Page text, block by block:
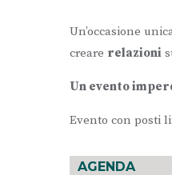
Un’occasione
creare relazioni
Un evento
Evento con posti
AGENDA